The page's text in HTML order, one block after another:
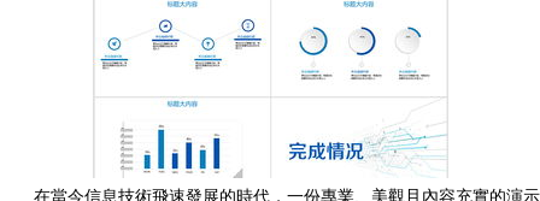
在當今信息技術飛速發展的時代，一份專業、美觀且內容充實的演示